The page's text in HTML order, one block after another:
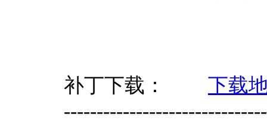
补丁下载： 下载